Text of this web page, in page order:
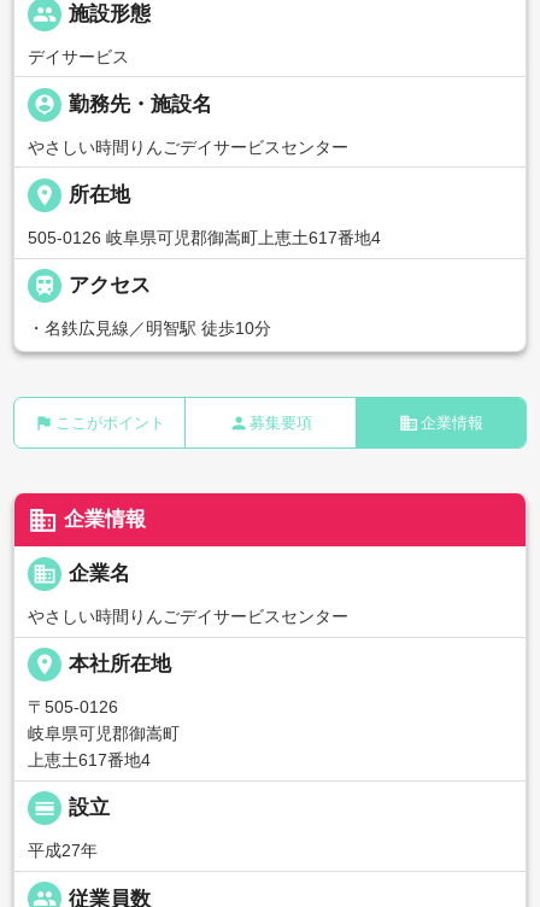
people 施設形態
デイサービス
person_pin 勤務先・施設名
やさしい時間りんごデイサービスセンター
place 所在地
505-0126 岐阜県可児郡御嵩町上恵土617番地4
 アクセス
・名鉄広見線／明智駅 徒歩10分
flag ここがポイント person 募集要項 business 企業情報
business 企業情報
business 企業名
やさしい時間りんごデイサービスセンター
place 本社所在地
〒505-0126
岐阜県可児郡御嵩町
上恵土617番地4
calendar_view_day 設立
平成27年
people 従業員数